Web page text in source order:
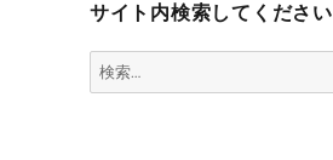
サイト内検索してください
検
索: